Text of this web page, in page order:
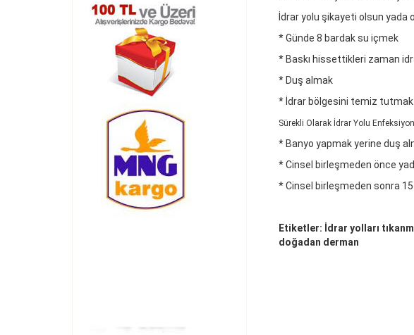
İdrar yolu şikayeti olsun yada
* Günde 8 bardak su içmek
* Baskı hissettikleri zaman
* Duş almak
* İdrar bölgesini temiz tutmak
Sürekli Olarak İdrar Yolu
* Banyo yapmak yerine duş
* Cinsel birleşmeden önce
* Cinsel birleşmeden sonra
Etiketler: İdrar yolları
doğadan derman